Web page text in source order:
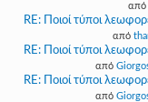
από
RE: Ποιοί τύποι
από
RE: Ποιοί τύποι
από
RE: Ποιοί τύποι
από